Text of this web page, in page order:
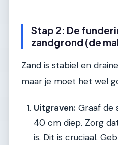
Stap 2: De
zandgrond (de
Zand is stabiel en
maar je moet het wel
Uitgraven: Graaf de
40 cm diep. Zorg
is. Dit is cruciaal.